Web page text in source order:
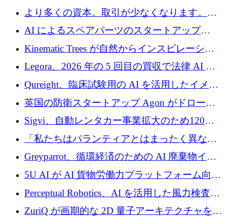
ークの構築に 650 万ドルを調達
より多くの資本。取引が少なくなります。
2026 年上半期がヨーロッパのテクノロジーに
ついて語ること
AI によるスペアパーツのスタートアップ
Intropy が 1,100 万ドルを調達
Kinematic Trees が自然からインスピレーショ
ンを得たロボット ソフトウェアを拡張するた
めに 58 万 5,000 ポンドを調達
Legora、2026 年の 5 回目の買収で法律 AI ス
タートアップ Wexler を買収
Qureight、臨床試験用の AI を活用したイメー
ジング プラットフォームを拡張するためにシ
リーズ B で 2,000 万ドルを確保
英国の防衛スタートアップ Agon がドローン
攻撃に対抗する仮想戦場を構築、3,000 万ドル
を調達
Sigvi、自動レンタカー事業拡大のため120万
ユーロを調達
「私たちはパランティアとはまったく異なる
会社です」とフランス人の「控えめな」後任
者は言う
Greyparrot、循環経済のための AI 廃棄物イン
テリジェンスを拡張するためにシリーズ B で
2,700 万ドルを確保
5U AI が AI 貨物労働力プラットフォーム向け
に 320 万ドルのプレシードを獲得
Perceptual Robotics、AI を活用した風力検査の
規模拡大に向けて 400 万ポンド以上を確保
ZuriQ が画期的な 2D 量子アーキテクチャを拡